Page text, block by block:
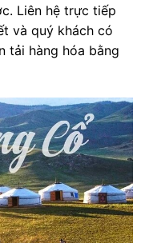
Liên hệ trực tiếp
và quý khách có
tải hàng hóa bằng